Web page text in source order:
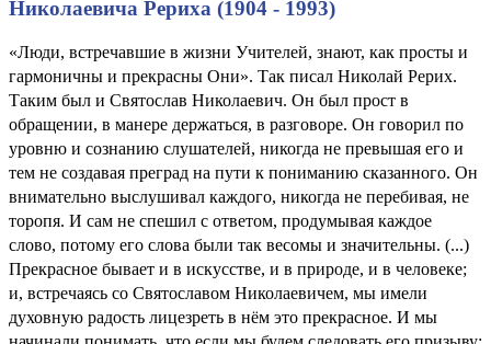
Николаевича Рериха (1904 - 1993)
«Люди, встречавшие в жизни Учителей, знают, как просты и
гармоничны и прекрасны Они». Так писал Николай Рерих.
Таким был и Святослав Николаевич. Он был прост в
обращении, в манере держаться, в разговоре. Он говорил по
уровню и сознанию слушателей, никогда не превышая его и
тем не создавая преград на пути к пониманию сказанного. Он
внимательно выслушивал каждого, никогда не перебивая, не
торопя. И сам не спешил с ответом, продумывая каждое
слово, потому его слова были так весомы и значительны. (...)
Прекрасное бывает и в искусстве, и в природе, и в человеке;
и, встречаясь cо Святославом Николаевичем, мы имели
духовную радость лицезреть в нём это прекрасное. И мы